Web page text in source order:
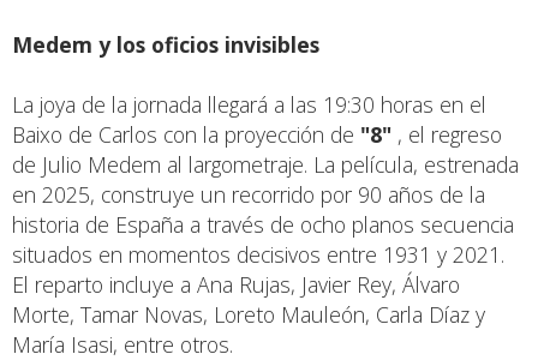
Medem y los oficios invisibles
La joya de la jornada llegará a las 19:30 horas en el
Baixo de Carlos con la proyección de "8" , el regreso
de Julio Medem al largometraje. La película, estrenada
en 2025, construye un recorrido por 90 años de la
historia de España a través de ocho planos secuencia
situados en momentos decisivos entre 1931 y 2021.
El reparto incluye a Ana Rujas, Javier Rey, Álvaro
Morte, Tamar Novas, Loreto Mauleón, Carla Díaz y
María Isasi, entre otros.